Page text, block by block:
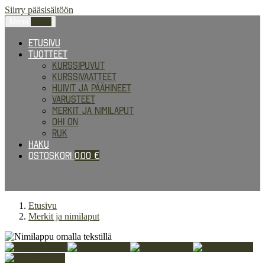
Siirry pääsisältöön
Etusivu
Tuotteet
Kurssipuvut
Kurssivaatteet
Huivit ja päähineet
Varusteet
Merkit ja nimilaput
Ohi on
RUK
Haku
Ostoskori 0,00 €
Etusivu
Merkit ja nimilaput